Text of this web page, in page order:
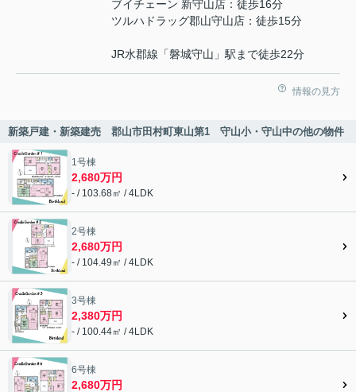
ブイチェーン 新守山店：徒歩16分
ツルハドラッグ郡山守山店：徒歩15分
JR水郡線「磐城守山」駅まで徒歩22分
情報の見方
新築戸建・新築建売 郡山市田村町東山第1 守山小・守山中の他の物件
1号棟
2,680万円
- / 103.68㎡ / 4LDK
2号棟
2,680万円
- / 104.49㎡ / 4LDK
3号棟
2,380万円
- / 100.44㎡ / 4LDK
6号棟
2,680万円